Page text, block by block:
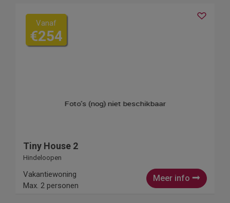
Vanaf
€254
Tiny House 2
Hindeloopen
Meer info
Vakantiewoning
Max. 2 personen